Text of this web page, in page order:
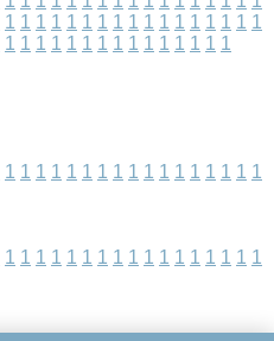
1 1 1 1 1 1 1 1 1 1 1 1 1 1 1 1 1
1 1 1 1 1 1 1 1 1 1 1 1 1 1 1
1 1 1 1 1 1 1 1 1 1 1 1 1 1 1 1 1
1 1 1 1 1 1 1 1 1 1 1 1 1 1 1 1 1